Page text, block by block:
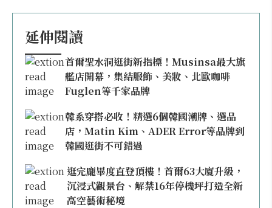
延伸閱讀
首爾聖水洞逛街新指標！Musinsa最大旗
艦店開幕，集結服飾、美妝、北歐咖啡
Fuglen等千家品牌
韓系穿搭必收！精選6個韓國潮牌、選品
店，Matin Kim、ADER Error等品牌到
韓國逛街不可錯過
逛完龐畢度直登頂樓！首爾63大廈升級，
沉浸式觀景台、解禁16年停機坪打造全新
高空藝術秘境